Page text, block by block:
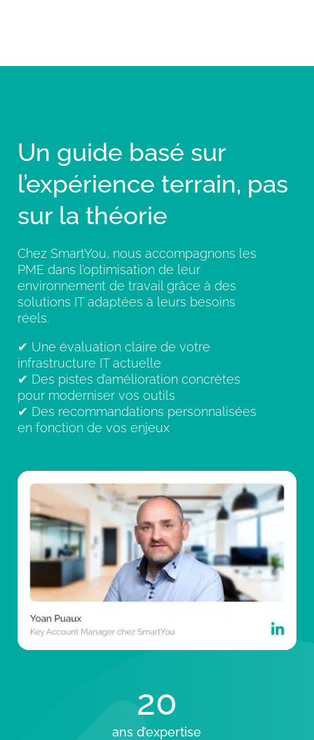
Un guide basé sur
l’expérience terrain, pas
sur la théorie
Chez SmartYou, nous accompagnons les
PME dans l’optimisation de leur
environnement de travail grâce à des
solutions IT adaptées à leurs besoins
réels.
✔ Une évaluation claire de votre
infrastructure IT actuelle
✔ Des pistes d’amélioration concrètes
pour moderniser vos outils
✔ Des recommandations personnalisées
en fonction de vos enjeux
20
ans d’expertise